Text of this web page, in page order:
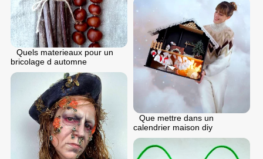
Quels materieaux pour un
bricolage d automne
Que mettre dans un
calendrier maison diy